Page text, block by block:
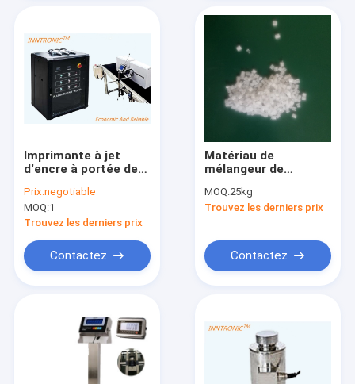
Produits
À propos de nous
Imprimante à jet
d'encre à portée de
CLEAN-03 AC220V
thermique 25-30kHz
±3V Haute vitesse
d'encre TIJ noire
portable Traiteur de
Prix:negotiable
MOQ:1
Trouvez les derniers prix
Contactez
Matériau de
mélangeur de
masques électrets
blancs et pp 25
MOQ:25kg
Trouvez les derniers prix
Contactez